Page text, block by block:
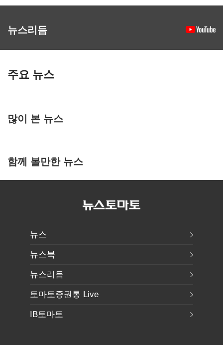
뉴스리듬
주요 뉴스
많이 본 뉴스
함께 볼만한 뉴스
뉴스
뉴스북
뉴스리듬
토마토증권통 Live
IB토마토